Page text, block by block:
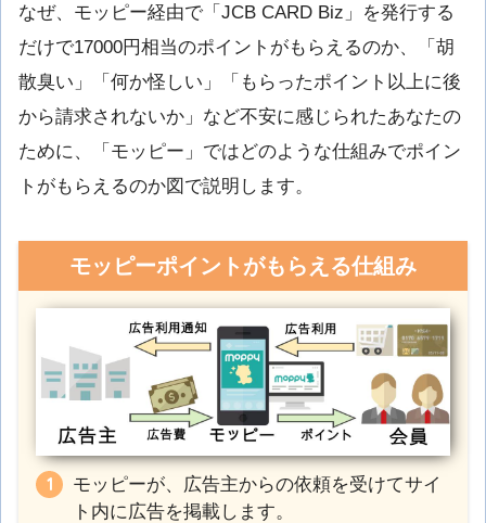
なぜ、モッピー経由で「JCB CARD Biz」を発行する
だけで17000円相当のポイントがもらえるのか、「胡
散臭い」「何か怪しい」「もらったポイント以上に後
から請求されないか」など不安に感じられたあなたの
ために、「モッピー」ではどのような仕組みでポイン
トがもらえるのか図で説明します。
モッピーポイントがもらえる仕組み
モッピーが、広告主からの依頼を受けてサイ
ト内に広告を掲載します。